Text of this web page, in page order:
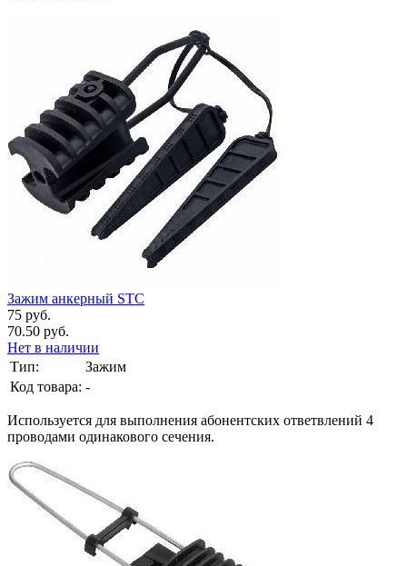
Зажим анкерный STC
75 руб.
70.50 руб.
Нет в наличии
Тип:
Зажим
Код товара: -
Используется для выполнения абонентских ответвлений 4
проводами одинакового сечения.